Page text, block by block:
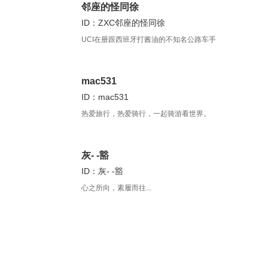
邻座的怪同徐
ID：ZXC邻座的怪同徐
UCI在册跟西班牙打酱油的不知名公路车手
mac531
ID：mac531
热爱旅行，热爱骑行，一起骑游看世界。
灰- -豁
ID：灰- -豁
心之所向，素履而往...